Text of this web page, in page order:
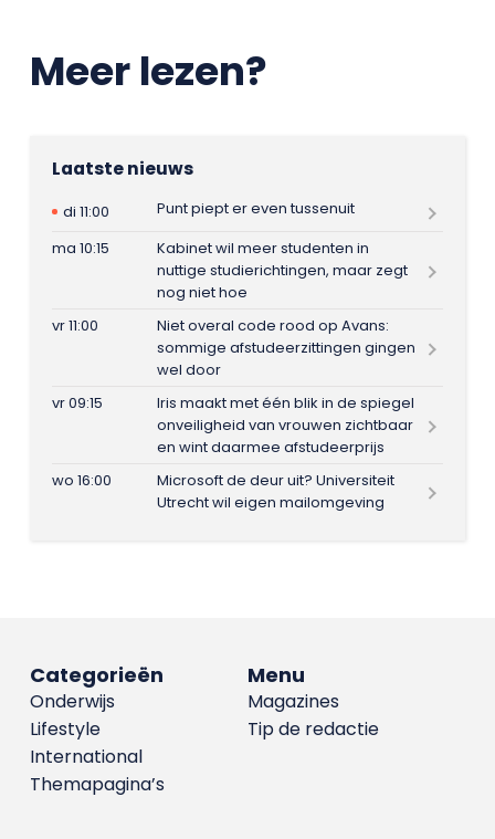
Meer lezen?
Laatste nieuws
di 11:00
Punt piept er even tussenuit
ma 10:15
Kabinet wil meer studenten in
nuttige studierichtingen, maar zegt
nog niet hoe
vr 11:00
Niet overal code rood op Avans:
sommige afstudeerzittingen gingen
wel door
vr 09:15
Iris maakt met één blik in de spiegel
onveiligheid van vrouwen zichtbaar
en wint daarmee afstudeerprijs
wo 16:00
Microsoft de deur uit? Universiteit
Utrecht wil eigen mailomgeving
Menu
Magazines
Tip de redactie
Categorieën
Onderwijs
Lifestyle
International
Themapagina’s